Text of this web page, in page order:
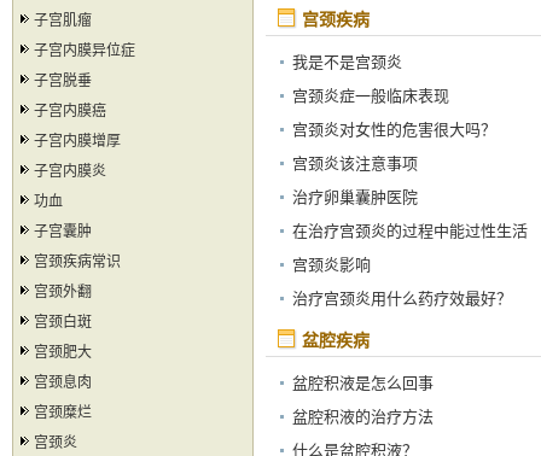
子宫肌瘤
子宫内膜异位症
子宫脱垂
子宫内膜癌
子宫内膜增厚
子宫内膜炎
功血
子宫囊肿
宫颈疾病常识
宫颈外翻
宫颈白斑
宫颈肥大
宫颈息肉
宫颈糜烂
宫颈炎
宫颈疾病
我是不是宫颈炎
宫颈炎症一般临床表现
宫颈炎对女性的危害很大吗？
宫颈炎该注意事项
治疗卵巢囊肿医院
在治疗宫颈炎的过程中能过性生活
吗？宫颈炎影响
治疗宫颈炎用什么药疗效最好？
盆腔疾病
盆腔积液是怎么回事
盆腔积液的治疗方法
什么是盆腔积液？